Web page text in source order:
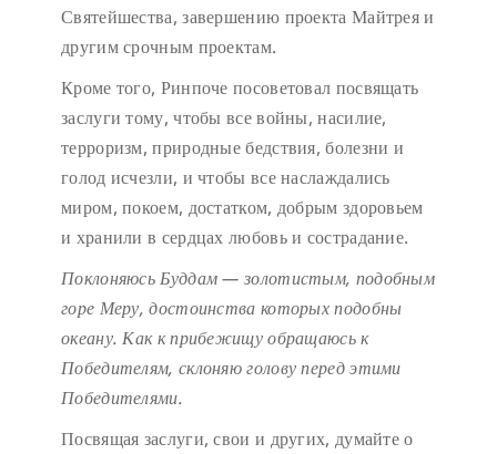
Святейшества, завершению проекта Майтрея и
другим срочным проектам.
Кроме того, Ринпоче посоветовал посвящать
заслуги тому, чтобы все войны, насилие,
терроризм, природные бедствия, болезни и
голод исчезли, и чтобы все наслаждались
миром, покоем, достатком, добрым здоровьем
и хранили в сердцах любовь и сострадание.
Поклоняюсь Буддам — золотистым, подобным
горе Меру, достоинства которых подобны
океану. Как к прибежищу обращаюсь к
Победителям, склоняю голову перед этими
Победителями.
Посвящая заслуги, свои и других, думайте о